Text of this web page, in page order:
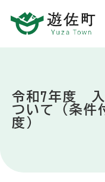
令和7年度 入
ついて（条件
度）